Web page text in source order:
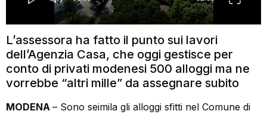
L’assessora ha fatto il punto sui lavori
dell’Agenzia Casa, che oggi gestisce per
conto di privati modenesi 500 alloggi ma ne
vorrebbe “altri mille” da assegnare subito
MODENA – Sono seimila gli alloggi sfitti nel Comune di